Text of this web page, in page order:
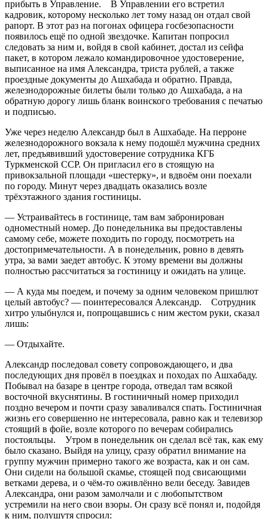
прибыть в Управление. В Управлении его встретил
кадровик, которому несколько лет тому назад он отдал свой
рапорт. В этот раз на погонах офицера госбезопасности
появилось ещё по одной звездочке. Капитан попросил
следовать за ним и, войдя в свой кабинет, достал из сейфа
пакет, в котором лежало командировочное удостоверение,
выписанное на имя Александра, триста рублей, а также
проездные документы до Ашхабада и обратно. Правда,
железнодорожные билеты были только до Ашхабада, а на
обратную дорогу лишь бланк воинского требования с печатью
и подписью.
Уже через неделю Александр был в Ашхабаде. На перроне
железнодорожного вокзала к нему подошёл мужчина средних
лет, предъявивший удостоверение сотрудника КГБ
Туркменской ССР. Он пригласил его в стоящую на
привокзальной площади «шестерку», и вдвоём они поехали
по городу. Минут через двадцать оказались возле
трёхэтажного здания гостиницы.
— Устраивайтесь в гостинице, там вам забронирован
одноместный номер. До понедельника вы предоставлены
самому себе, можете походить по городу, посмотреть на
достопримечательности. А в понедельник, ровно в девять
утра, за вами заедет автобус. К этому времени вы должны
полностью рассчитаться за гостиницу и ожидать на улице.
— А куда мы поедем, и почему за одним человеком пришлют
целый автобус? — поинтересовался Александр. Сотрудник
хитро улыбнулся и, попрощавшись с ним жестом руки, сказал
лишь:
— Отдыхайте.
Александр последовал совету сопровождающего, и два
последующих дня провёл в поездках и походах по Ашхабаду.
Побывал на базаре в центре города, отведал там всякой
восточной вкуснятины. В гостиничный номер приходил
поздно вечером и почти сразу заваливался спать. Гостиничная
жизнь его совершенно не интересовала, равно как и телевизор
стоящий в фойе, возле которого по вечерам собирались
постояльцы. Утром в понедельник он сделал всё так, как ему
было сказано. Выйдя на улицу, сразу обратил внимание на
группу мужчин примерно такого же возраста, как и он сам.
Они сидели на большой скамье, стоящей под свисающими
ветками дерева, и о чём-то оживлённо вели беседу. Завидев
Александра, они разом замолчали и с любопытством
устремили на него свои взоры. Он сразу всё понял и, подойдя
к ним, полушутя спросил: